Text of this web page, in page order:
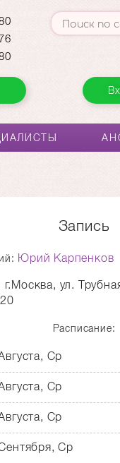
Запись
Юрий Карпенков
г.Москва, ул.
Расписание:
Ср
Ср
Ср
Ср